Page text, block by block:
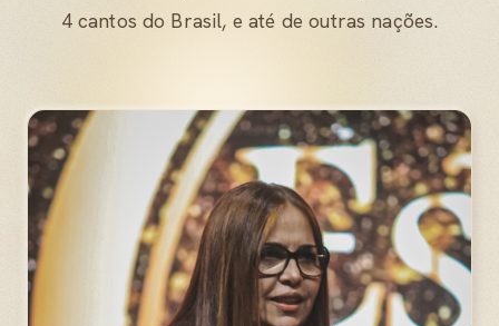
4 cantos do Brasil, e até de outras nações.